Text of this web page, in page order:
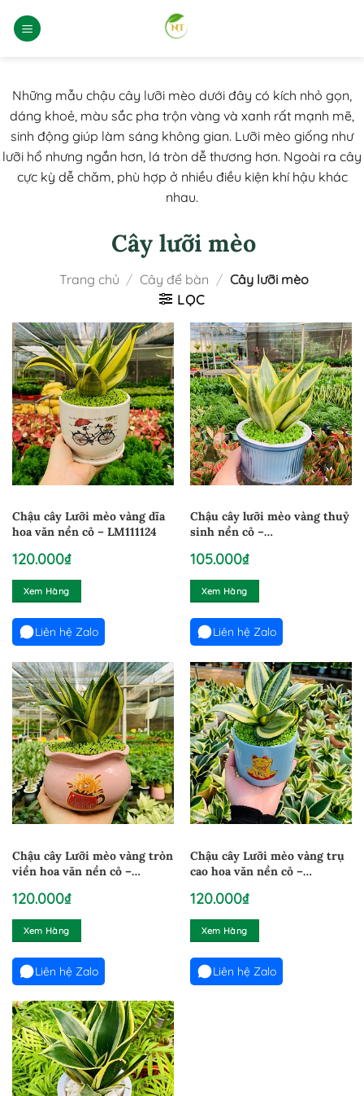
qua
Những mẫu chậu cây lưỡi mèo dưới đây có kích nhỏ gọn,
dáng khoẻ, màu sắc pha trộn vàng và xanh rất mạnh mẽ,
sinh động giúp làm sáng không gian. Lưỡi mèo giống như
lưỡi hổ nhưng ngắn hơn, lá tròn dễ thương hơn. Ngoài ra cây
cực kỳ dễ chăm, phù hợp ở nhiều điều kiện khí hậu khác
nhau.
Cây lưỡi mèo
Trang chủ / Cây để bàn / Cây lưỡi mèo
LỌC
Chậu cây Lưỡi mèo vàng dĩa
hoa văn nền cỏ – LM111124
120.000₫
Xem Hàng
Liên hệ Zalo
Chậu cây lưỡi mèo vàng thuỷ
sinh nền cỏ –
105.000₫
Xem Hàng
Liên hệ Zalo
Chậu cây Lưỡi mèo vàng tròn
viền hoa văn nền cỏ –
120.000₫
Xem Hàng
Liên hệ Zalo
Chậu cây Lưỡi mèo vàng trụ
cao hoa văn nền cỏ –
120.000₫
Xem Hàng
Liên hệ Zalo